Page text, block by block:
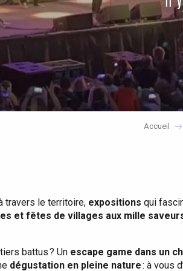
Accueil
travers le territoire, expositions qui
et fêtes de villages aux mille
battus ? Un escape game dans un
dégustation en pleine nature: à vous